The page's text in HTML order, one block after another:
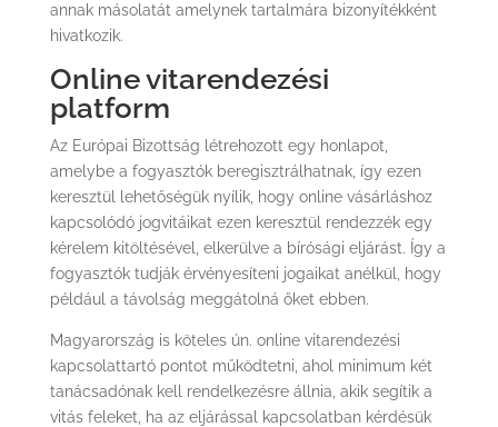
annak másolatát amelynek tartalmára bizonyítékként
hivatkozik.
Online vitarendezési
platform
Az Európai Bizottság létrehozott egy honlapot,
amelybe a fogyasztók beregisztrálhatnak, így ezen
keresztül lehetőségük nyílik, hogy online vásárláshoz
kapcsolódó jogvitáikat ezen keresztül rendezzék egy
kérelem kitöltésével, elkerülve a bírósági eljárást. Így a
fogyasztók tudják érvényesíteni jogaikat anélkül, hogy
például a távolság meggátolná őket ebben.
Magyarország is köteles ún. online vitarendezési
kapcsolattartó pontot működtetni, ahol minimum két
tanácsadónak kell rendelkezésre állnia, akik segítik a
vitás feleket, ha az eljárással kapcsolatban kérdésük